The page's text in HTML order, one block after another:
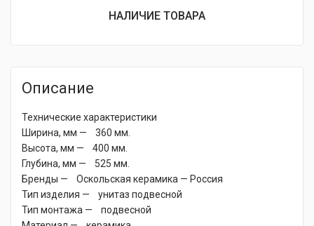
НАЛИЧИЕ ТОВАРА
Описание
Технические характеристики
Ширина, мм — 360 мм.
Высота, мм — 400 мм.
Глубина, мм — 525 мм.
Бренды — Оскольская керамика — Россия
Тип изделия — унитаз подвесной
Тип монтажа — подвесной